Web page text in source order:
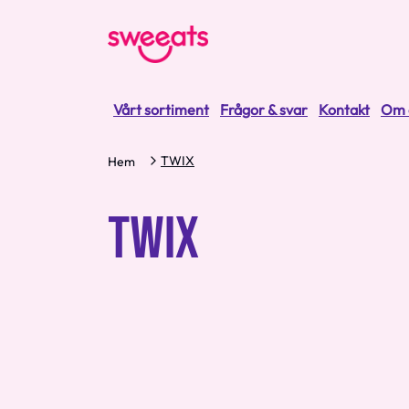
Vårt sortiment Frågor & svar Kontakt Om
Hem TWIX
TWIX